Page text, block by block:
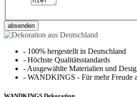
absenden
- 100% hergestellt in Deutschland
- Höchste Qualitätsstandards
- Ausgewählte Materialien und
- WANDKINGS - Für mehr Freude